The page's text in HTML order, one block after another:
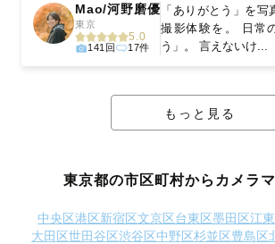
Mao/河野磨優
東京
5.0
141回 17件
「ありがとう」を
撮影体験を。 日常
う」。 言えないけ...
もっと見る
東京都の市区町村からカメラ
中央区港区新宿区文京区台東区墨田区江
大田区世田谷区渋谷区中野区杉並区豊島区